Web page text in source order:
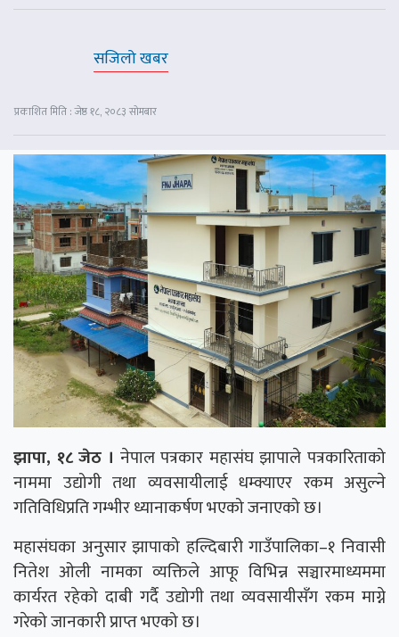
सजिलो खबर
प्रकाशित मिति : जेष्ठ १८, २०८३ सोमबार
झापा, १८ जेठ । नेपाल पत्रकार महासंघ झापाले पत्रकारिताको
नाममा उद्योगी तथा व्यवसायीलाई धम्क्याएर रकम असुल्ने
गतिविधिप्रति गम्भीर ध्यानाकर्षण भएको जनाएको छ।
महासंघका अनुसार झापाको हल्दिबारी गाउँपालिका–१ निवासी
नितेश ओली नामका व्यक्तिले आफू विभिन्न सञ्चारमाध्यममा
कार्यरत रहेको दाबी गर्दै उद्योगी तथा व्यवसायीसँग रकम माग्ने
गरेको जानकारी प्राप्त भएको छ।